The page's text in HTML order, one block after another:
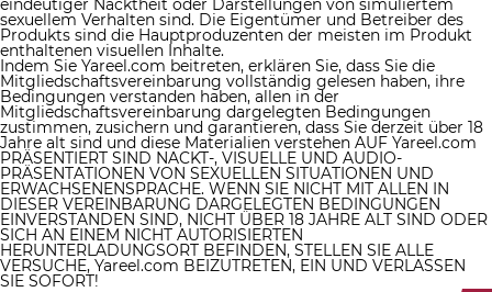
eindeutiger Nacktheit oder Darstellungen von simuliertem
sexuellem Verhalten sind. Die Eigentümer und Betreiber des
Produkts sind die Hauptproduzenten der meisten im Produkt
enthaltenen visuellen Inhalte.
Indem Sie Yareel.com beitreten, erklären Sie, dass Sie die
Mitgliedschaftsvereinbarung vollständig gelesen haben, ihre
Bedingungen verstanden haben, allen in der
Mitgliedschaftsvereinbarung dargelegten Bedingungen
zustimmen, zusichern und garantieren, dass Sie derzeit über 18
Jahre alt sind und diese Materialien verstehen AUF Yareel.com
PRÄSENTIERT SIND NACKT-, VISUELLE UND AUDIO-
PRÄSENTATIONEN VON SEXUELLEN SITUATIONEN UND
ERWACHSENENSPRACHE. WENN SIE NICHT MIT ALLEN IN
DIESER VEREINBARUNG DARGELEGTEN BEDINGUNGEN
EINVERSTANDEN SIND, NICHT ÜBER 18 JAHRE ALT SIND ODER
SICH AN EINEM NICHT AUTORISIERTEN
HERUNTERLADUNGSORT BEFINDEN, STELLEN SIE ALLE
VERSUCHE, Yareel.com BEIZUTRETEN, EIN UND VERLASSEN
SIE SOFORT!